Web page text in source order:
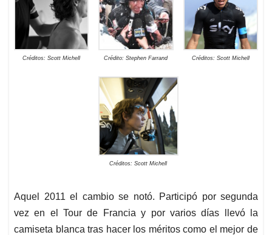
Créditos: Scott Michell Crédito: Stephen Farrand Créditos: Scott Michell
Créditos: Scott Michell
Aquel 2011 el cambio se notó. Participó por segunda
vez en el Tour de Francia y por varios días llevó la
camiseta blanca tras hacer los méritos como el mejor de